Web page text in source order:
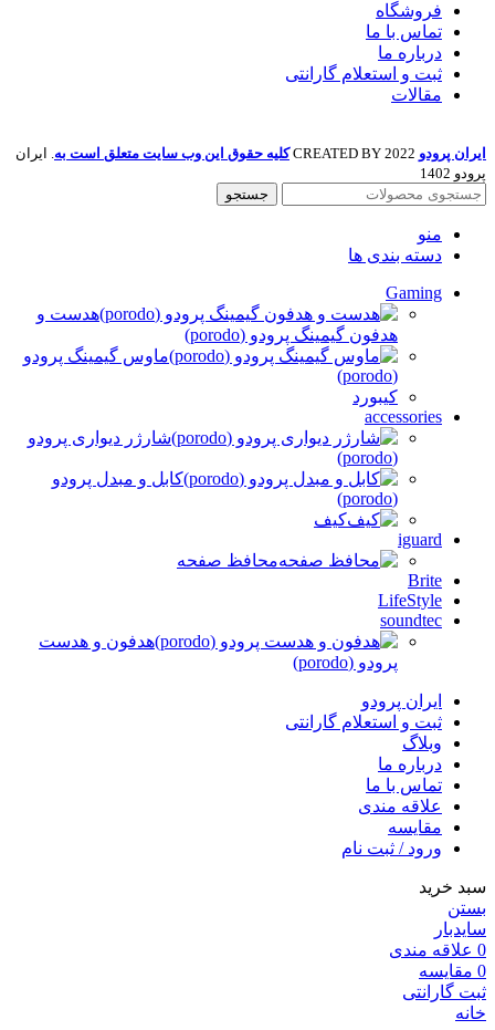
فروشگاه
تماس با ما
درباره ما
ثبت و استعلام گارانتی
مقالات
ایران پرودو 2022 CREATED BY کلیه حقوق این وب سایت متعلق است به. ایران
پرودو 1402
جستجو
منو
دسته بندی ها
Gaming
هدست و
هدفون گیمینگ پرودو (porodo)
ماوس گیمینگ پرودو
(porodo)
کیبورد
accessories
شارژر دیواری پرودو
(porodo)
کابل و مبدل پرودو
(porodo)
کیف
iguard
محافظ صفحه
Brite
LifeStyle
soundtec
هدفون و هدست
پرودو (porodo)
ایران پرودو
ثبت و استعلام گارانتی
وبلاگ
درباره ما
تماس با ما
علاقه مندی
مقایسه
ورود / ثبت نام
سبد خرید
بستن
سایدبار
0 علاقه مندی
0 مقایسه
ثبت گارانتی
خانه